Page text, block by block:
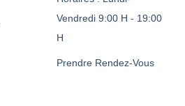
Vendredi 9:00 H - 19:00
H
Prendre Rendez-Vous